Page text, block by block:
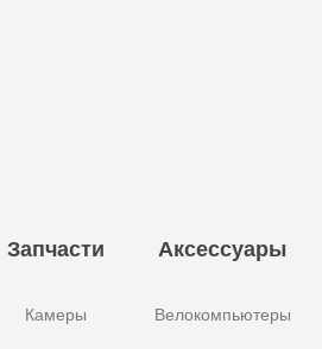
Запчасти
Камеры
Аксессуары
Велокомпьютеры